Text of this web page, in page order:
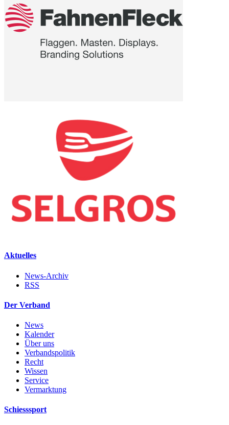
Aktuelles
News-Archiv
RSS
Der Verband
News
Kalender
Über uns
Verbandspolitik
Recht
Wissen
Service
Vermarktung
Schiesssport